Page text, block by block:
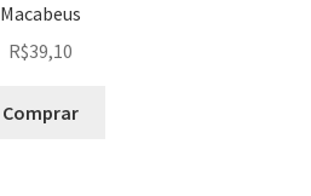
Macabeus
R$39,10
Comprar